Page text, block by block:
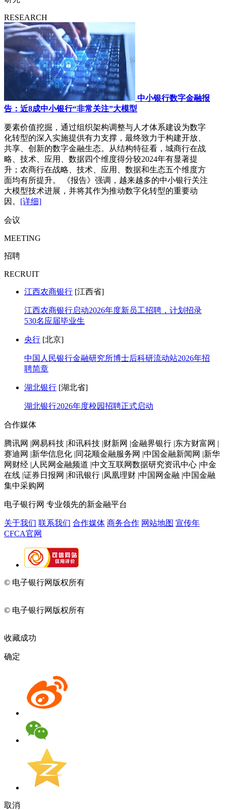
RESEARCH
中小银行数字金融报
告：近8成中小银行“非常关注”大模型
要素价值挖掘，通过组织架构调整与人才体系建设为数字
化转型的深入实施提供有力支撑，最终致力于构建开放、
共享、创新的数字金融生态。从结构特征看，城商行在战
略、技术、应用、数据四个维度得分较2024年有显著提
升；农商行在战略、技术、应用、数据和生态五个维度方
面均有所提升。 《报告》强调，越来越多的中小银行关注
大模型技术进展，并将其作为推动数字化转型的重要动
因。 [详细]
会议
MEETING
招聘
RECRUIT
江西农商银行 [江西省]
江西农商银行启动2026年度新员工招聘，计划招录
530名应届毕业生
央行 [北京]
中国人民银行金融研究所博士后科研流动站2026年招
聘简章
湖北银行 [湖北省]
湖北银行2026年度校园招聘正式启动
合作媒体
腾讯网 |网易科技 |和讯科技 |财新网 |金融界银行 |东方财富网 |
赛迪网 |新华信息化 |同花顺金融服务网 |中国金融新闻网 |新华
网财经 |人民网金融频道 |中文互联网数据研究资讯中心 |中金
在线 |证券日报网 |和讯银行 |凤凰理财 |中国网金融 |中国金融
集中采购网
电子银行网 专业领先的新金融平台
关于我们 联系我们 合作媒体 商务合作 网站地图 宣传年
CFCA官网
© 电子银行网版权所有
© 电子银行网版权所有
收藏成功
确定
取消